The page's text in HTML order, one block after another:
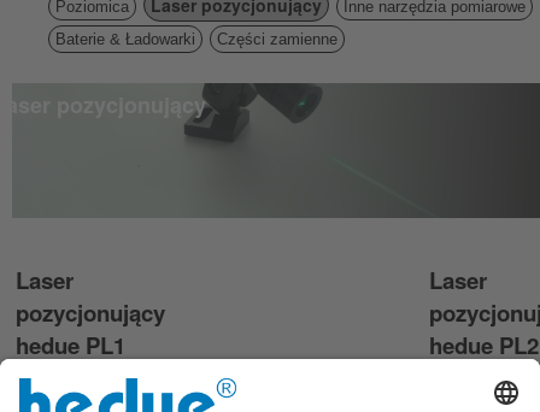
Poziomica
Laser pozycjonujący
Inne narzędzia pomiarowe
Baterie & Ładowarki
Części zamienne
laser pozycjonujący
Laser
pozycjonujący
hedue PL1
Nadaje się do
Laser
hedue PL2
Dowolnie